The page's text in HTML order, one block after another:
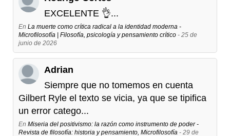
EXCELENTE 👌...
En La muerte como crítica radical a la identidad moderna -
Microfilosofía | Filosofía, psicología y pensamiento crítico - 25 de
junio de 2026
Adrian
Siempre que no tomemos en cuenta
Gilbert Ryle el texto se vicia, ya que se tipifica
un error catego...
En Miseria del positivismo: la razón como instrumento de poder -
Revista de filosofía: historia y pensamiento, Microfilosofía - 29 de